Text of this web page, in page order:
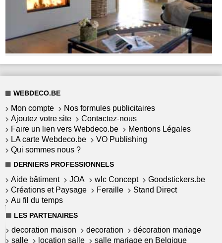
WEBDECO.BE
Mon compte
Nos formules publicitaires
Ajoutez votre site
Contactez-nous
Faire un lien vers Webdeco.be
Mentions Légales
LA carte Webdeco.be
VO Publishing
Qui sommes nous ?
DERNIERS PROFESSIONNELS
Aide bâtiment JOA wlc Concept
Goodstickers.be
Créations et Paysage
Feraille
Stand Direct
Au fil du temps
LES PARTENAIRES
decoration maison decoration
décoration mariage
salle
location salle salle mariage en Belgique